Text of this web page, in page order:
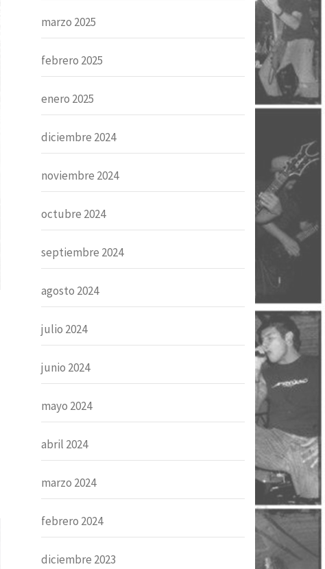
marzo 2025
febrero 2025
enero 2025
diciembre 2024
noviembre 2024
octubre 2024
septiembre 2024
agosto 2024
julio 2024
junio 2024
mayo 2024
abril 2024
marzo 2024
febrero 2024
diciembre 2023